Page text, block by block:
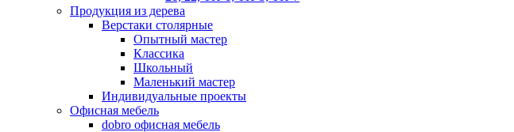
Продукция из дерева
Верстаки столярные
Опытный мастер
Классика
Школьный
Маленький мастер
Индивидуальные проекты
Офисная мебель
dobro офисная мебель